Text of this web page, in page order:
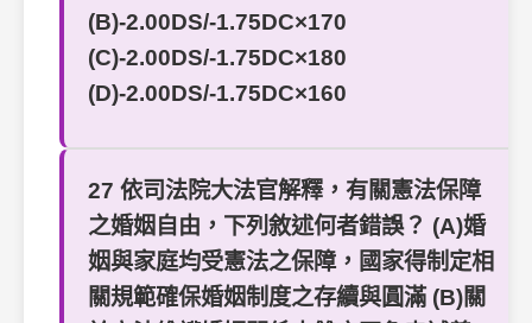
(B)-2.00DS/-1.75DC×170
(C)-2.00DS/-1.75DC×180
(D)-2.00DS/-1.75DC×160
27 依司法院大法官解釋，有關憲法保障
之婚姻自由，下列敘述何者錯誤？ (A)婚
姻與家庭均受憲法之保障，國家得制定相
關規範確保婚姻制度之存續與圓滿 (B)關